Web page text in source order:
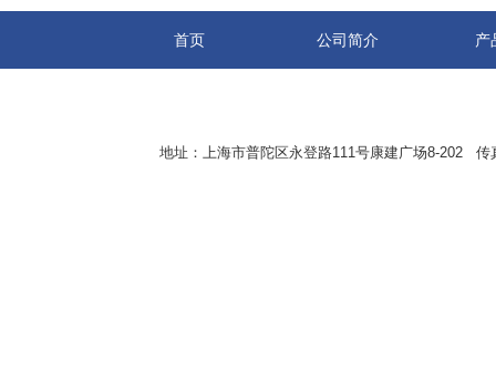
首页 公司简介 产
地址：上海市普陀区永登路111号康建广场8-202